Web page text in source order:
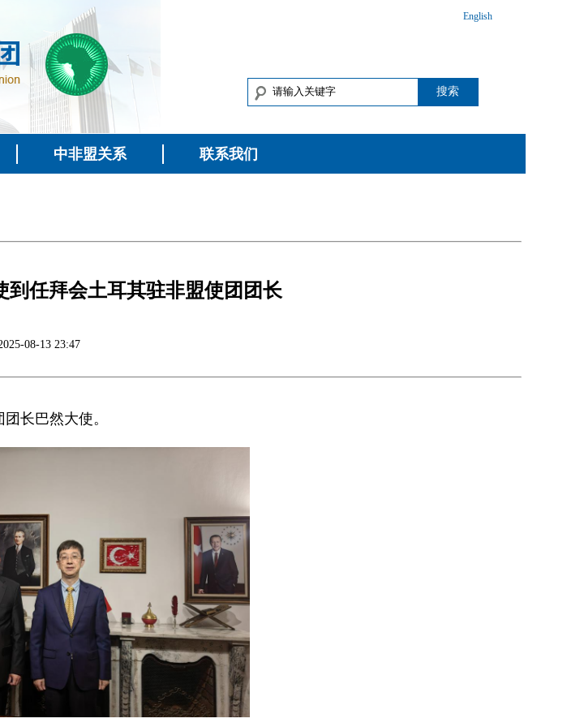
English
搜索
中非盟关系 联系我们
到任拜会土耳其驻非盟使团团长
08-13 23:47
长巴然大使。